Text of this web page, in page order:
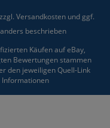
Versandkosten und ggf.
beschrieben
Käufen auf eBay,
Bewertungen stammen
den jeweiligen Quell-Link
Informationen